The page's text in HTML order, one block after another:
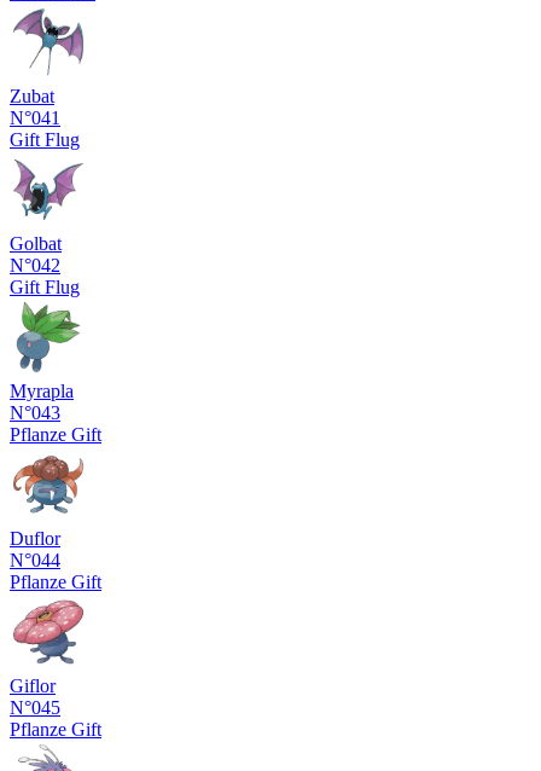
Zubat
N°041
Gift Flug
Golbat
N°042
Gift Flug
Myrapla
N°043
Pflanze Gift
Duflor
N°044
Pflanze Gift
Giflor
N°045
Pflanze Gift